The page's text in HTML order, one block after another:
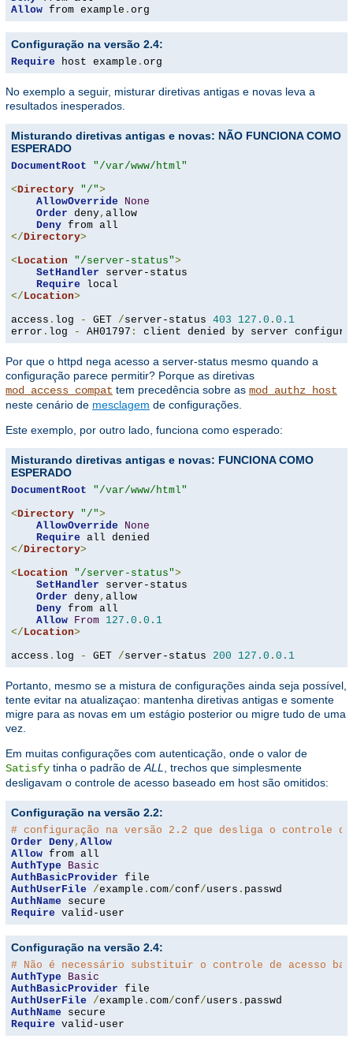
Allow from example . org
Configuração na versão 2.4:
Require host example . org
No exemplo a seguir, misturar diretivas antigas e novas leva a
resultados inesperados.
Misturando diretivas antigas e novas: NÃO FUNCIONA COMO
ESPERADO
DocumentRoot
"/var/www/html"
<Directory "/">
AllowOverride
None
Order deny, allow
Deny
</Directory>
<Location "/server-status">
SetHandler server-status
Require
</Location>
access . log - GET /server-status 403 127.0 . 0.1
error . log - AH01797 : client denied by server
Por que o httpd nega acesso a server-status mesmo quando a
configuração parece permitir? Porque as diretivas
mod_access_compat tem precedência sobre as mod_authz_host
neste cenário de mesclagem de configurações.
Este exemplo, por outro lado, funciona como esperado:
Misturando diretivas antigas e novas: FUNCIONA COMO
ESPERADO
DocumentRoot
"/var/www/html"
<Directory "/">
AllowOverride
None
Require
</Directory>
<Location "/server-status">
SetHandler server-status
Order deny, allow
Deny from all
Allow From 127.0 . 0.1
</Location>
access . log - GET /server-status 200 127.0 . 0.1
Portanto, mesmo se a mistura de configurações ainda seja possível,
tente evitar na atualizaçao: mantenha diretivas antigas e somente
migre para as novas em um estágio posterior ou migre tudo de uma
vez.
Em muitas configurações com autenticação, onde o valor de
Satisfy tinha o padrão de ALL
, trechos que simplesmente
desligavam o controle de acesso baseado em host são omitidos:
Configuração na versão 2.2:
# configuração na versão 2.2 que desliga o controle de
Order Deny, Allow
Allow
AuthType
Basic
AuthBasicProvider
AuthUserFile
/example . com/conf/users .
AuthName
Require valid-user
Configuração na versão 2.4:
# Não é necessário substituir o controle de acesso
AuthType
Basic
AuthBasicProvider
AuthUserFile
/example . com/conf/users .
AuthName
Require valid-user